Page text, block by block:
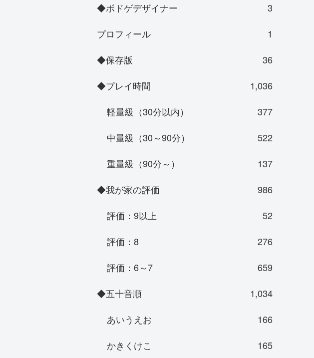
◆ボドゲデザイナー
3
プロフィール
1
◆保存版
36
◆プレイ時間
1,036
軽量級（30分以内）
377
中量級（30～90分）
522
重量級（90分～）
137
◆我が家の評価
986
評価：9以上
52
評価：8
276
評価：6～7
659
◆五十音順
1,034
あいうえお
166
かきくけこ
165